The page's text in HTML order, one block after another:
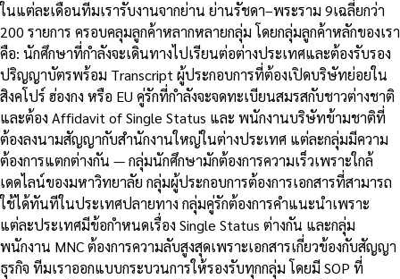
ในแต่ละเดือนทีมเรารับงานจากย่าน ย่านรัชดา–พระราม 9เฉลี่ยกว่า
200 รายการ ครอบคลุมลูกค้าหลากหลายกลุ่ม โดยกลุ่มลูกค้าหลักของเรา
คือ: นักศึกษาที่กำลังจะเดินทางไปเรียนต่อต่างประเทศและต้องรับรอง
ปริญญาบัตรพร้อม Transcript ผู้ประกอบการที่ต้องเปิดบริษัทย่อยใน
สิงคโปร์ ฮ่องกง หรือ EU คู่รักที่กำลังจะจดทะเบียนสมรสกับชาวต่างชาติ
และต้อง Affidavit of Single Status และ พนักงานบริษัทข้ามชาติที่
ต้องลงนามสัญญากับสำนักงานใหญ่ในต่างประเทศ แต่ละกลุ่มมีความ
ต้องการแตกต่างกัน — กลุ่มนักศึกษามักต้องการความเร็วเพราะใกล้
เดดไลน์ของมหาวิทยาลัย กลุ่มผู้ประกอบการต้องการเอกสารที่สามารถ
ใช้ได้ทันทีในประเทศปลายทาง กลุ่มคู่รักต้องการคำแนะนำเพราะ
แต่ละประเทศมีข้อกำหนดเรื่อง Single Status ต่างกัน และกลุ่ม
พนักงาน MNC ต้องการความลับสูงสุดเพราะเอกสารเกี่ยวข้องกับสัญญา
ธุรกิจ ทีมเราออกแบบกระบวนการให้รองรับทุกกลุ่ม โดยมี SOP ที่